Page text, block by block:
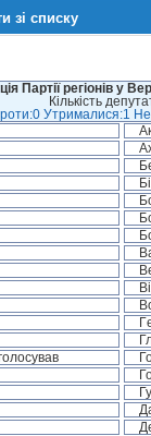
зі списку
Партії регіонів у
Кількість
Утрималися:1 Не